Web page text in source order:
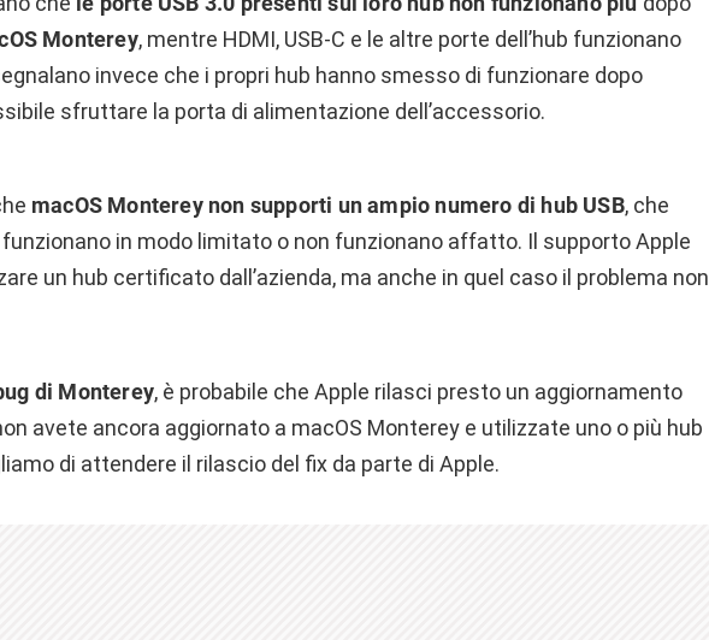
Monterey, mentre HDMI, USB-C e le altre porte dell’hub funzionano
invece che i propri hub hanno smesso di funzionare dopo
sfruttare la porta di alimentazione dell’accessorio.
macOS Monterey non supporti un ampio numero di hub USB, che
funzionano in modo limitato o non funzionano affatto. Il supporto Apple
un hub certificato dall’azienda, ma anche in quel caso il problema non
di Monterey, è probabile che Apple rilasci presto un aggiornamento
avete ancora aggiornato a macOS Monterey e utilizzate uno o più hub
di attendere il rilascio del fix da parte di Apple.